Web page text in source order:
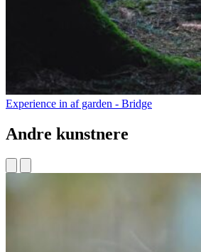
Experience in af garden - Bridge
Andre kunstnere